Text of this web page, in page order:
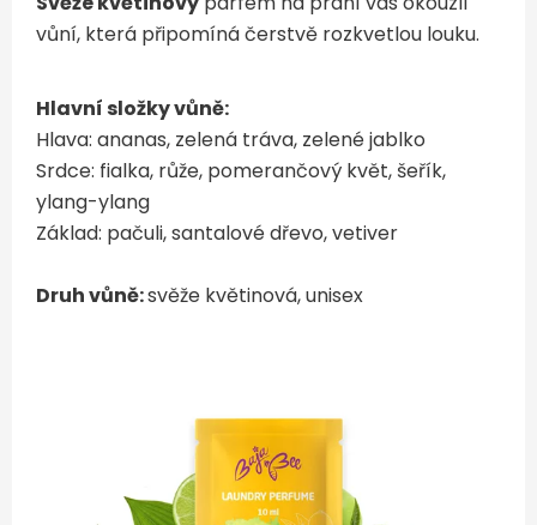
vůní, která připomíná čerstvě rozkvetlou louku.
Hlavní složky vůně:
Hlava: ananas, zelená tráva, zelené jablko
Srdce: fialka, růže, pomerančový květ, šeřík,
ylang-ylang
Základ: pačuli, santalové dřevo, vetiver
Druh vůně:svěže květinová, unisex